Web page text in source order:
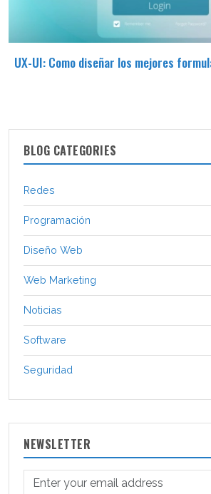
UX-UI: Como diseñar los mejores
BLOG CATEGORIES
Redes
Programación
Diseño Web
Web Marketing
Noticias
Software
Seguridad
NEWSLETTER